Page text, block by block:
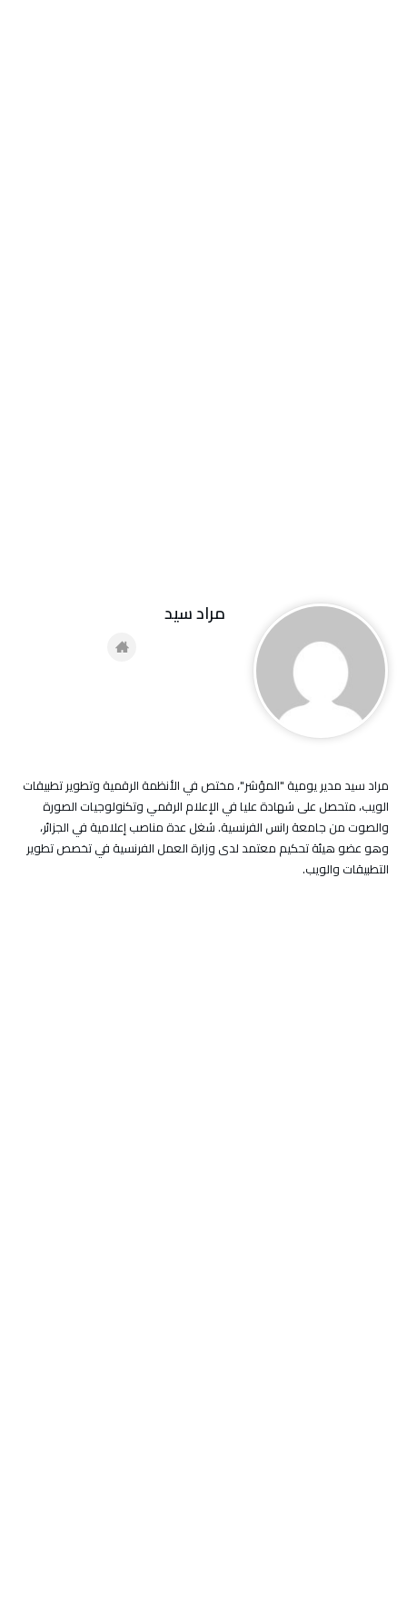
مراد سيد
مراد سيد مدير يومية "المؤشر"، مختص في الأنظمة الرقمية وتطوير تطبيقات
الويب، متحصل على شهادة عليا في الإعلام الرقمي وتكنولوجيات الصورة
والصوت من جامعة رانس الفرنسية. شغل عدة مناصب إعلامية في الجزائر،
وهو عضو هيئة تحكيم معتمد لدى وزارة العمل الفرنسية في تخصص تطوير
التطبيقات والويب.